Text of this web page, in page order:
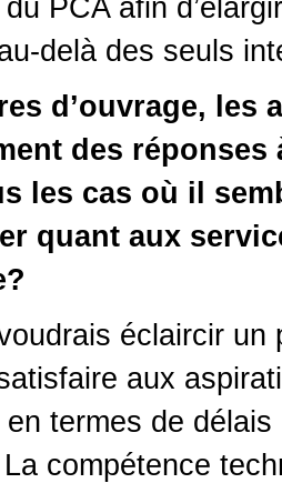
PCA afin
delà des seuls
d’ouvrage, les
des
les cas où il
quant aux
éclaircir un
aux
en termes de
compétence